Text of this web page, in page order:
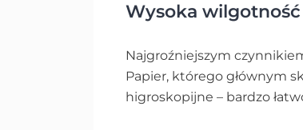
Wysoka
Najgroźniejszym
Papier, którego głównym
higroskopijne – bardzo